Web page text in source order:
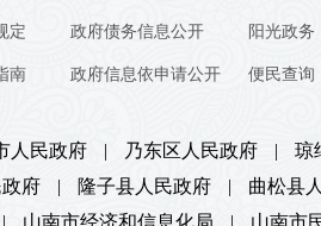
定
南
政府债务信息公开
政府信息依申请公开
阳光政务
便民查询
人民政府 | 乃东区人民政府 | 琼
府 | 隆子县人民政府 | 曲松县